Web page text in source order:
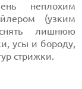
неплохим
(узким
лишнюю
усы и бороду,
стрижки.